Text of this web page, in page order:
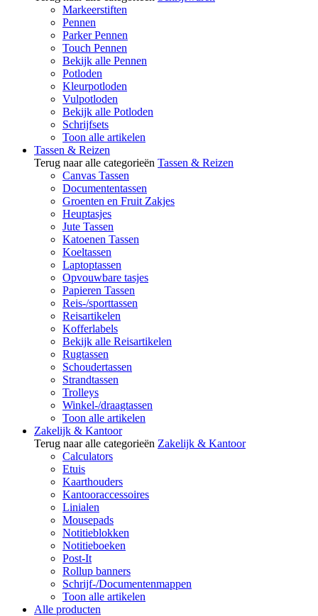
Markeerstiften
Pennen
Parker Pennen
Touch Pennen
Bekijk alle Pennen
Potloden
Kleurpotloden
Vulpotloden
Bekijk alle Potloden
Schrijfsets
Toon alle artikelen
Tassen & Reizen
Terug naar alle categorieën Tassen & Reizen
Canvas Tassen
Documententassen
Groenten en Fruit Zakjes
Heuptasjes
Jute Tassen
Katoenen Tassen
Koeltassen
Laptoptassen
Opvouwbare tasjes
Papieren Tassen
Reis-/sporttassen
Reisartikelen
Kofferlabels
Bekijk alle Reisartikelen
Rugtassen
Schoudertassen
Strandtassen
Trolleys
Winkel-/draagtassen
Toon alle artikelen
Zakelijk & Kantoor
Terug naar alle categorieën Zakelijk & Kantoor
Calculators
Etuis
Kaarthouders
Kantooraccessoires
Linialen
Mousepads
Notitieblokken
Notitieboeken
Post-It
Rollup banners
Schrijf-/Documentenmappen
Toon alle artikelen
Alle producten